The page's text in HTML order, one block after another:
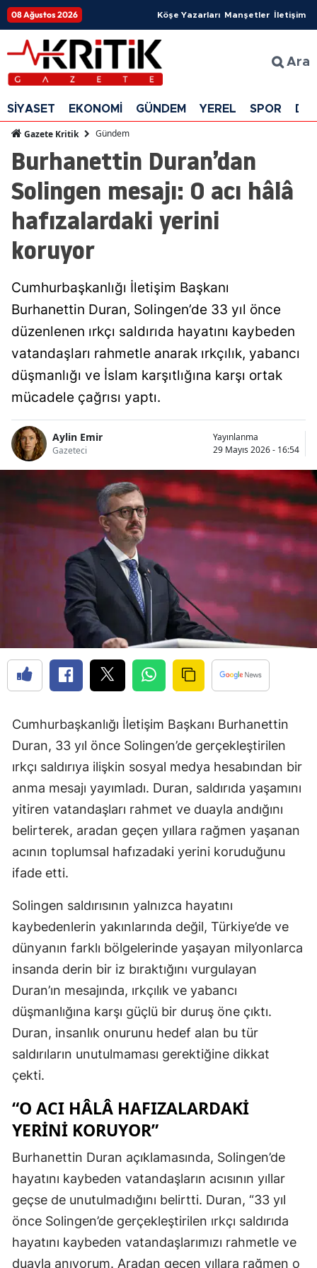
08 Ağustos 2026 Köşe Yazarları Manşetler İletişim
Ara
SİYASET EKONOMİ GÜNDEM YEREL SPOR
Gazete Kritik Gündem
Burhanettin Duran’dan
Solingen mesajı: O acı hâlâ
hafızalardaki yerini
koruyor
Cumhurbaşkanlığı İletişim Başkanı
Burhanettin Duran, Solingen’de 33 yıl önce
düzenlenen ırkçı saldırıda hayatını kaybeden
vatandaşları rahmetle anarak ırkçılık, yabancı
düşmanlığı ve İslam karşıtlığına karşı ortak
mücadele çağrısı yaptı.
Aylin Emir
Gazeteci
Yayınlanma
29 Mayıs 2026 - 16:54
Cumhurbaşkanlığı İletişim Başkanı Burhanettin
Duran, 33 yıl önce Solingen’de gerçekleştirilen
ırkçı saldırıya ilişkin sosyal medya hesabından bir
anma mesajı yayımladı. Duran, saldırıda yaşamını
yitiren vatandaşları rahmet ve duayla andığını
belirterek, aradan geçen yıllara rağmen yaşanan
acının toplumsal hafızadaki yerini koruduğunu
ifade etti.
Solingen saldırısının yalnızca hayatını
kaybedenlerin yakınlarında değil, Türkiye’de ve
dünyanın farklı bölgelerinde yaşayan milyonlarca
insanda derin bir iz bıraktığını vurgulayan
Duran’ın mesajında, ırkçılık ve yabancı
düşmanlığına karşı güçlü bir duruş öne çıktı.
Duran, insanlık onurunu hedef alan bu tür
saldırıların unutulmaması gerektiğine dikkat
çekti.
“O ACI HÂLÂ HAFIZALARDAKI
YERINI KORUYOR”
Burhanettin Duran açıklamasında, Solingen’de
hayatını kaybeden vatandaşların acısının yıllar
geçse de unutulmadığını belirtti. Duran, “33 yıl
önce Solingen’de gerçekleştirilen ırkçı saldırıda
hayatını kaybeden vatandaşlarımızı rahmetle ve
duayla anıyorum. Aradan geçen yıllara rağmen o